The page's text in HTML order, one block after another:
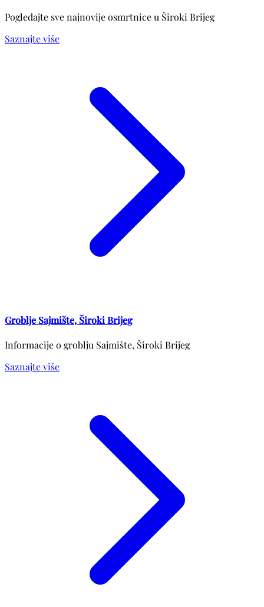
Pogledajte sve najnovije osmrtnice u Široki Brijeg
Saznajte više
Groblje Sajmište, Široki Brijeg
Informacije o groblju Sajmište, Široki Brijeg
Saznajte više